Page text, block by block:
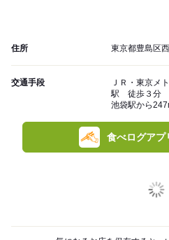
住所 東京都豊島区
交通手段
ＪＲ・東京メ
駅 徒歩３分
池袋駅から
食べログアプ